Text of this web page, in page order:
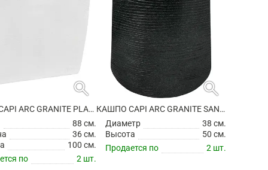
search
КАШПО CAPI ARC GRANITE PLANTER RECTANGLE WHITE
88 см.
36 см.
100 см.
по
2 шт.
search
КАШПО CAPI ARC GRANITE SANDBAG HIGH BLACK
Диаметр
38 см.
Высота
50 см.
Продается по
2 шт.